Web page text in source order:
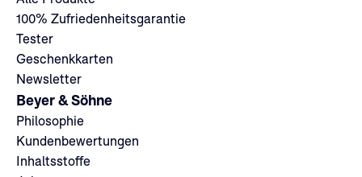
100% Zufriedenheitsgarantie
Tester
Geschenkkarten
Newsletter
Beyer & Söhne
Philosophie
Kundenbewertungen
Inhaltsstoffe